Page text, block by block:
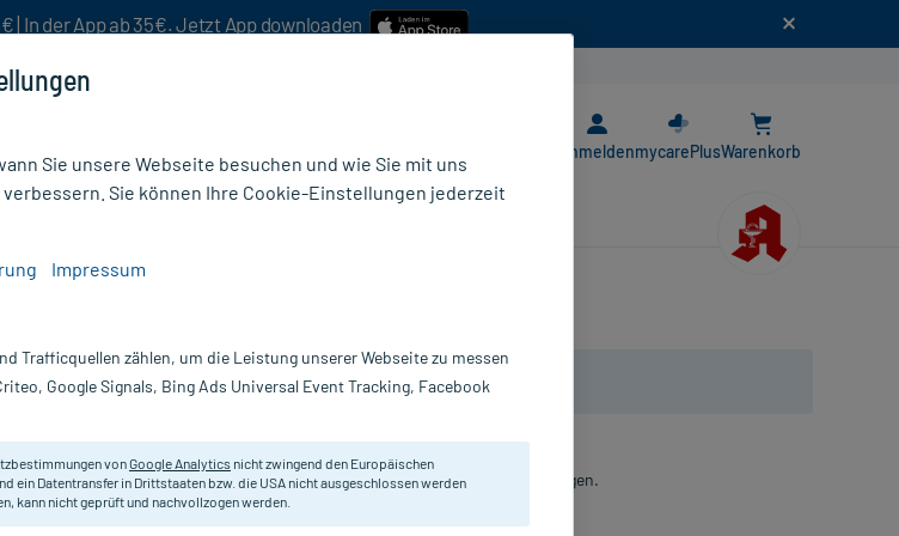
| In der App ab 35€. Jetzt App downloaden
AnmeldenmycarePlusWarenkorb
Versand* ab 19€ Mindestbestellwert!
Zur Behandlung und Vorbeugung von Symptomen trockener Augen.
Darreichung: Augentropfen
Sie unsere Webseite besuchen und wie Sie mit uns
Sie können Ihre Cookie-Einstellungen jederzeit
Impressum
Trafficquellen zählen, um die Leistung unserer Webseite zu messen
Google Signals, Bing Ads Universal Event Tracking, Facebook
vonGoogle Analytics nicht zwingend den Europäischen
ein Datentransfer in Drittstaaten bzw. die USA nicht ausgeschlossen werden
kann nicht geprüft und nachvollzogen werden.